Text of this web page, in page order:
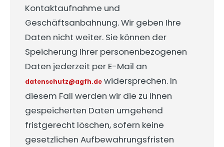
Kontaktaufnahme und
Geschäftsanbahnung. Wir geben Ihre
Daten nicht weiter. Sie können der
Speicherung Ihrer personenbezogenen
Daten jederzeit per E-Mail an
datenschutz@agfh.de widersprechen. In
diesem Fall werden wir die zu Ihnen
gespeicherten Daten umgehend
fristgerecht löschen, sofern keine
gesetzlichen Aufbewahrungsfristen